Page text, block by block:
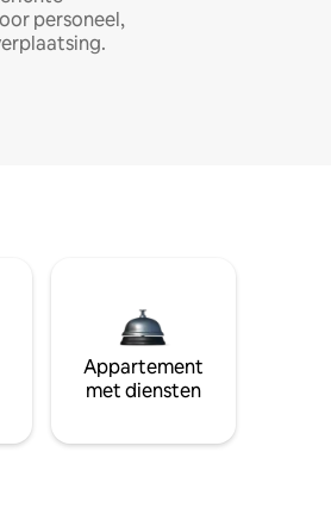
personeel,
Appartement
met diensten